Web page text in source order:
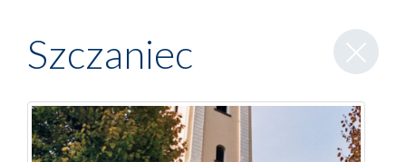
Zamknij
wpis
Szczaniec